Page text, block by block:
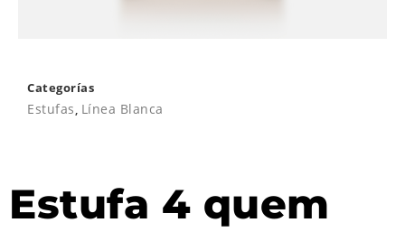
Categorías
Estufas, Línea Blanca
Estufa 4 quem